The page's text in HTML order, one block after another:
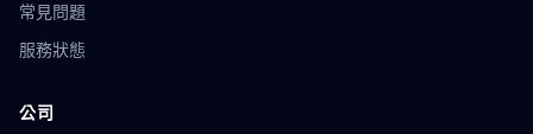
常見問題
服務狀態
公司